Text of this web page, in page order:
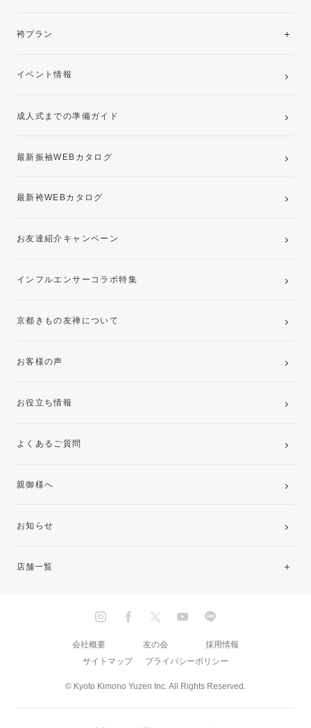
レンタルプラン
袴プラン
卒業袴レンタルプラン
イベント情報
成人式までの準備ガイド
最新振袖WEBカタログ
最新袴WEBカタログ
お友達紹介キャンペーン
インフルエンサーコラボ特集
京都きもの友禅について
お客様の声
お役立ち情報
よくあるご質問
親御様へ
お知らせ
店舗一覧
© Kyoto Kimono Yuzen Inc. All Rights Reserved.
会社概要 友の会
採用情報
サイトマップ
プライバシーポリシー